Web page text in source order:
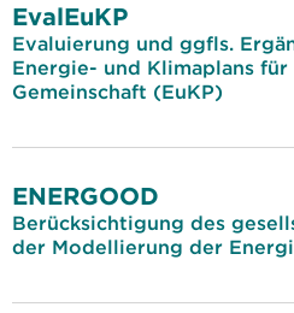
EvalEuKP
Evaluierung und ggfls.
Energie- und Klimaplans
Gemeinschaft (EuKP)
ENERGOOD
Berücksichtigung des
der Modellierung der